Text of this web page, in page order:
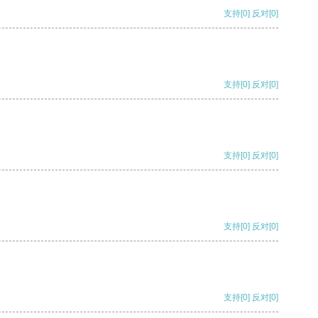
支持[0] 反对[0]
支持[0] 反对[0]
支持[0] 反对[0]
支持[0] 反对[0]
支持[0] 反对[0]